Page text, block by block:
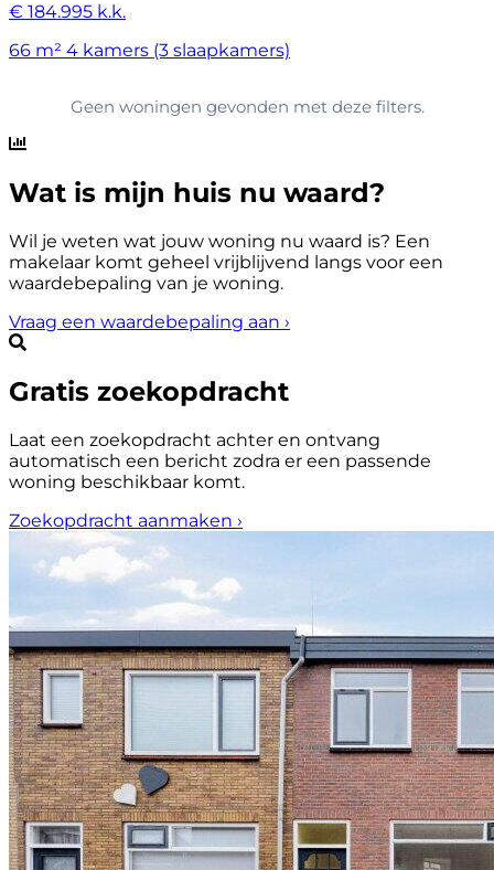
€ 184.995 k.k.
66 m² 4 kamers (3 slaapkamers)
Geen woningen gevonden met deze filters.
Wat is mijn huis nu waard?
Wil je weten wat jouw woning nu waard is? Een
makelaar komt geheel vrijblijvend langs voor een
waardebepaling van je woning.
Vraag een waardebepaling aan ›
Gratis zoekopdracht
Laat een zoekopdracht achter en ontvang
automatisch een bericht zodra er een passende
woning beschikbaar komt.
Zoekopdracht aanmaken ›